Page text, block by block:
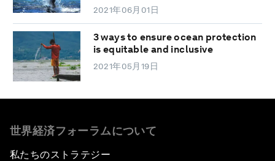
2021年06月01日
3 ways to ensure ocean protection
is equitable and inclusive
2021年05月19日
世界経済フォーラムについて
私たちのストラテジー